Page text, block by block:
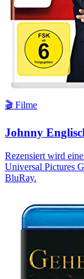
🎬 Filme
Johnny
Rezensiert wird
Universal Pictures
BluRay.